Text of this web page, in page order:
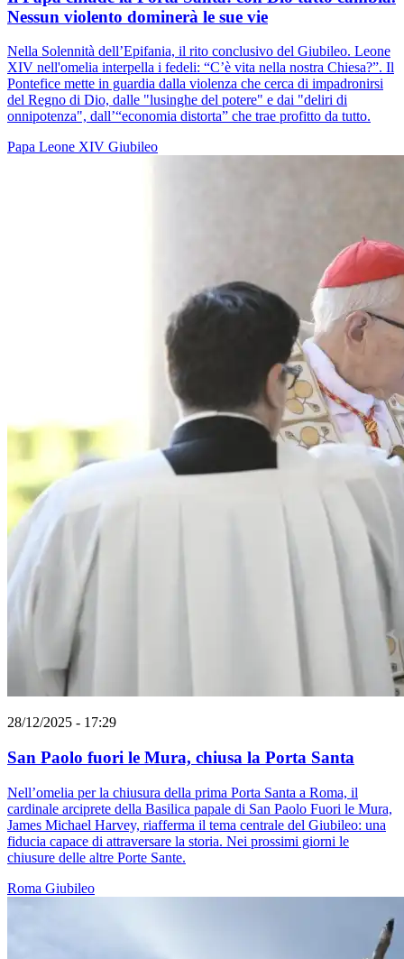
Nessun violento dominerà le sue vie
Nella Solennità dell’Epifania, il rito conclusivo del Giubileo. Leone
XIV nell'omelia interpella i fedeli: “C’è vita nella nostra Chiesa?”. Il
Pontefice mette in guardia dalla violenza che cerca di impadronirsi
del Regno di Dio, dalle "lusinghe del potere" e dai "deliri di
onnipotenza", dall’“economia distorta” che trae profitto da tutto.
Papa Leone XIV Giubileo
28/12/2025 - 17:29
San Paolo fuori le Mura, chiusa la Porta Santa
Nell’omelia per la chiusura della prima Porta Santa a Roma, il
cardinale arciprete della Basilica papale di San Paolo Fuori le Mura,
James Michael Harvey, riafferma il tema centrale del Giubileo: una
fiducia capace di attraversare la storia. Nei prossimi giorni le
chiusure delle altre Porte Sante.
Roma Giubileo